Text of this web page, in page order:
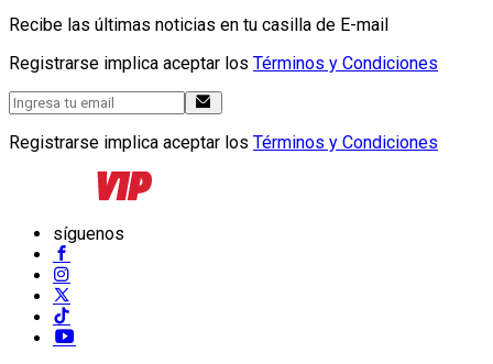
Recibe las últimas noticias en tu casilla de E-mail
Registrarse implica aceptar los Términos y Condiciones
Registrarse implica aceptar los Términos y Condiciones
síguenos